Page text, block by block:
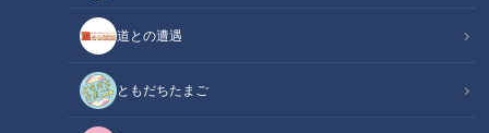
道との遭遇
ともだちたまご
CBCテレビ『チャント！』よしお兄さんのもっと”みえ”推し
この記事の画像（全7枚）